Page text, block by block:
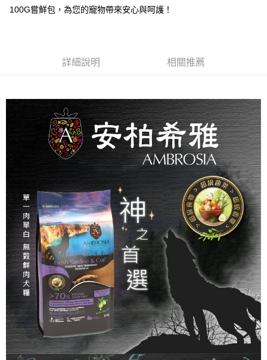
AFTEE先享後付
【「AFTEE先享後付」結帳流程】
１．於結帳方式選擇「AFTEE先享後付」後，將跳轉至「AFTEE先享後付」
結帳頁面，進行簡訊認證並確認金額後，即可完成結帳。
２．訂單成立數日內，您將收到繳費通知簡訊。
３．收到繳費通知簡訊後14天內，點擊此簡訊中的連結，可透過四大超商／
ATM／網路銀行／等多元方式進行付款，方視為交易完成。
※ 請注意：結帳手續完成當下不需立刻繳費，但若您需要取消訂單，請聯絡
購買商品的店家。未經商家同意取消之訂單仍視為有效，需透過AFTEE先享
後付繳納相關費用。
※ 交易是否成功請以「AFTEE先享後付 」之結帳頁面顯示為準，若有關於
是否繳費成功／繳費後需取消欲退款等相關疑問，請聯繫「AFTEE先享後付
客戶支援中心」https://netprotections.freshdesk.com/support/home
【注意事項】
１．透過由恩沛科技股份有限公司提供之「AFTEE先享後付」服務完成之交
易，需依本服務之必要範圍內提供個人資料，並將交易相關給付款項請求債
權轉讓予恩沛科技股份有限公司。
２．關於個人資料處理事宜，請瀏覽以下網址：
https://aftee.tw/terms/#terms3
３．未成年的使用者請事先徵得法定代理人或監護人之同意方可使用
「AFTEE先享後付」，若未經同意申辦者引起之損失，本公司不負相關責
任。
４．使用「AFTEE先享後付」時，將依據個別帳號之用戶狀況，依本公司即
全家取貨付款_限重5KG
每筆NT$60，滿NT$999(含以上)免運費
付款後全家取貨_限重5KG
每筆NT$60，滿NT$999(含以上)免運費
萊爾富取貨付款_限重10KG
每筆NT$60，滿NT$999(含以上)免運費
付款後萊爾富取貨_限重10KG
每筆NT$60，滿NT$999(含以上)免運費
7-11取貨付款_限重10KG
每筆NT$60，滿NT$999(含以上)免運費
付款後7-11取貨_限重10KG
每筆NT$60，滿NT$999(含以上)免運費
宅配
每筆NT$120，滿NT$999(含以上)免運費
100G嘗鮮包，為您的寵物帶來安心與呵護！
詳細說明 相關推薦